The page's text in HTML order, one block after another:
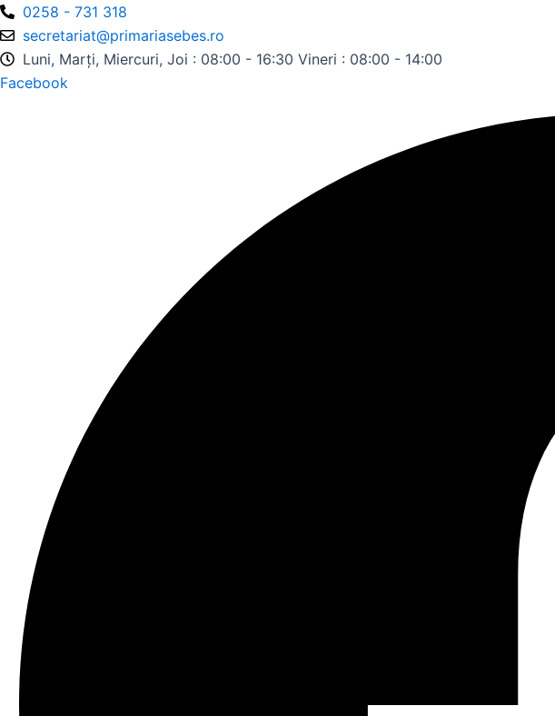
Skip
to
content
0258 - 731 318
secretariat@primariasebes.ro
Luni, Marți, Miercuri, Joi : 08:00 - 16:30 Vineri : 08:00 - 14:00
Facebook